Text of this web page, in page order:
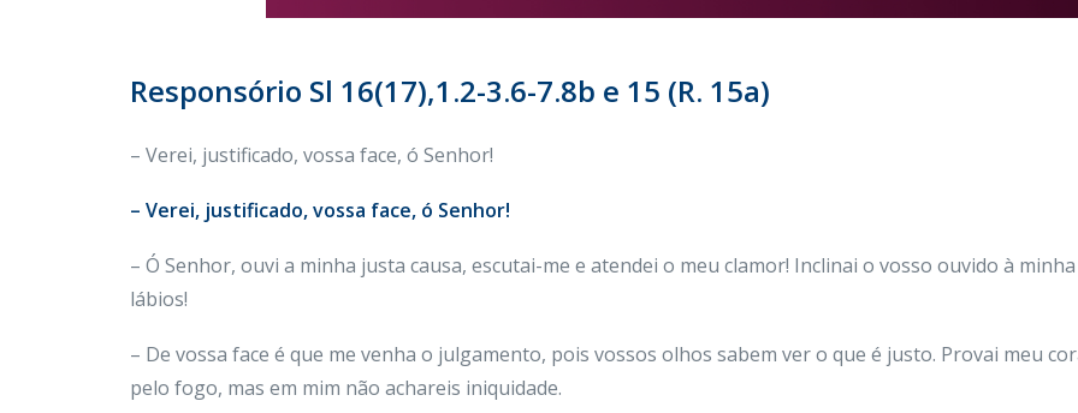
Responsório Sl 16(17),1.2-3.6-7.8b e 15 (R. 15a)
– Verei, justificado, vossa face, ó Senhor!
– Verei, justificado, vossa face, ó Senhor!
– Ó Senhor, ouvi a minha justa causa, escutai-me e atendei o meu clamor! Inclinai o vosso ouvido à
lábios!
– De vossa face é que me venha o julgamento, pois vossos olhos sabem ver o que é justo. Provai meu
pelo fogo, mas em mim não achareis iniquidade.